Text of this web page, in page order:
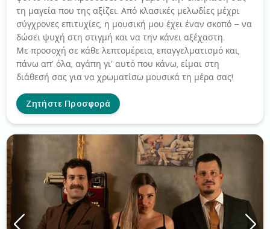
τη μαγεία που της αξίζει. Από κλασικές μελωδίες μέχρι
σύγχρονες επιτυχίες, η μουσική μου έχει έναν σκοπό – να
δώσει ψυχή στη στιγμή και να την κάνει αξέχαστη.
Με προσοχή σε κάθε λεπτομέρεια, επαγγελματισμό και,
πάνω απ’ όλα, αγάπη γι’ αυτό που κάνω, είμαι στη
διάθεσή σας για να χρωματίσω μουσικά τη μέρα σας!
Ζητήστε Προσφορά